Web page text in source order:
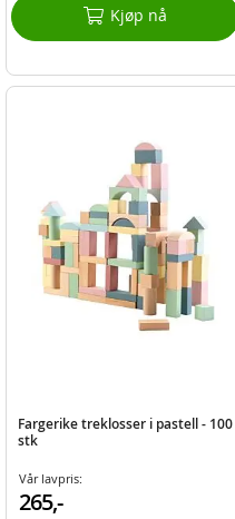
Kjøp nå
Fargerike treklosser i pastell - 100
stk
Vår lavpris:
265,-